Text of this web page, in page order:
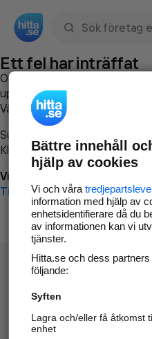
Ett fel har inträffat
Om du vill kan du
uppstod så att vi lättare och
Vänligen försök med följande:
Surfa till
Klicka påTillbaka-knappen i
Vi beklagar besväret!
Till startsidan
Hitta.se - Gratis
Sök företag, personer och
Bättre innehåll
hjälp av cookies
Vi och våra
information med hjälp av
enhetsidentifierare då du
av informationen kan vi
tjänster.
Hitta.se och dess
följande:
Syften
Lagra och/eller få åtkomst
enhet